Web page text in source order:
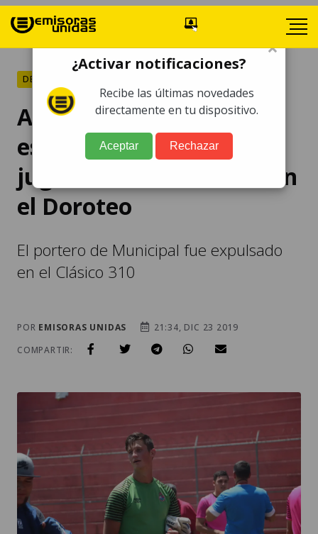
DEPORTES
Apertura 2019 | Haguen
estaría habilitado para
jugar la final de vuelta en
el Doroteo
El portero de Municipal fue expulsado
en el Clásico 310
POR EMISORAS UNIDAS
21:34, DIC 23 2019
COMPARTIR:
×
¿Activar notificaciones?
Recibe las últimas novedades
directamente en tu dispositivo.
Aceptar Rechazar